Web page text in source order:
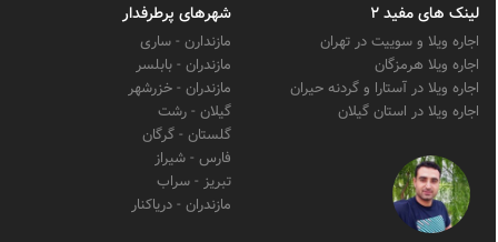
لینک های مفید 2
اجاره ویلا و سوییت در تهران
اجاره ویلا هرمزگان
اجاره ویلا در آستارا و گردنه حیران
اجاره ویلا در استان گیلان
شهرهای پرطرفدار
مازندارن - ساری
مازندران - بابلسر
مازندران - خزرشهر
گیلان - رشت
گلستان - گرگان
فارس - شیراز
تبریز - سراب
مازندران - دریاکنار